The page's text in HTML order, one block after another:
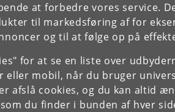
at forbedre vores service.
til markedsføring af for
og til at følge op på
for at se en liste over
eller mobil, når du bruger
afslå cookies, og du kan altid
som du finder i bunden af hver